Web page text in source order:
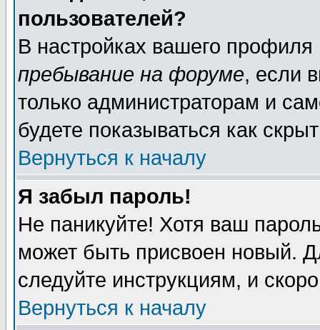
пользователей?
В настройках вашего
пребывание на форуме, если
только администраторам и
будете показываться как
Вернуться к началу
Я забыл пароль!
Не паникуйте! Хотя ваш
может быть присвоен новый.
следуйте инструкциям, и
Вернуться к началу